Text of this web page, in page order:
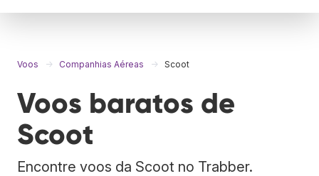
Voos Companhias Aéreas Scoot
Voos baratos de
Scoot
Encontre voos da Scoot no Trabber.